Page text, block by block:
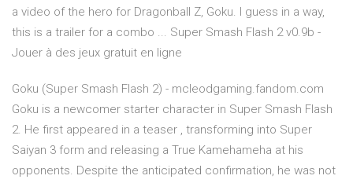
a video of the hero for Dragonball Z, Goku. I guess in a way,
this is a trailer for a combo ... Super Smash Flash 2 v0.9b -
Jouer à des jeux gratuit en ligne
Goku (Super Smash Flash 2) - mcleodgaming.fandom.com
Goku is a newcomer starter character in Super Smash Flash
2. He first appeared in a teaser , transforming into Super
Saiyan 3 form and releasing a True Kamehameha at his
opponents. Despite the anticipated confirmation, he was not